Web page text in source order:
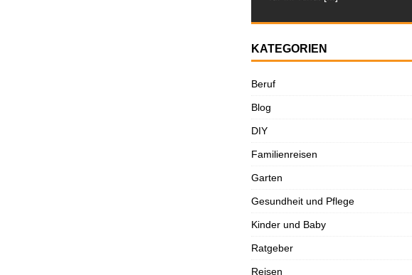
KATEGORIEN
Beruf
Blog
DIY
Familienreisen
Garten
Gesundheit und Pflege
Kinder und Baby
Ratgeber
Reisen